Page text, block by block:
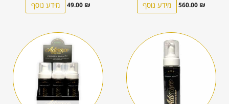
560.00 ₪ מידע נוסף 49.00 ₪ מידע נוסף